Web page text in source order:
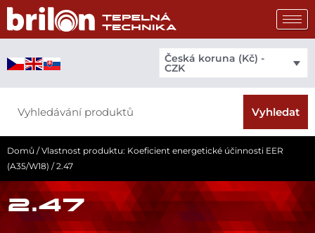
Přeskočit
obsah
Česká koruna (Kč) -
CZK
Vyhledat
Domů / Vlastnost produktu: Koeficient energetické účinnosti EER
(A35/W18) / 2.47
2.47